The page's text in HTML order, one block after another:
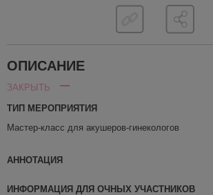
ОПИСАНИЕ
ЗАКРЫТЬ
ТИП МЕРОПРИЯТИЯ
Мастер-класс для акушеров-гинекологов
АННОТАЦИЯ
ИНФОРМАЦИЯ ДЛЯ ОЧНЫХ УЧАСТНИКОВ